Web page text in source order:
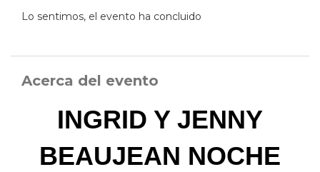
Lo sentimos, el evento ha concluido
Acerca del evento
INGRID Y JENNY
BEAUJEAN NOCHE